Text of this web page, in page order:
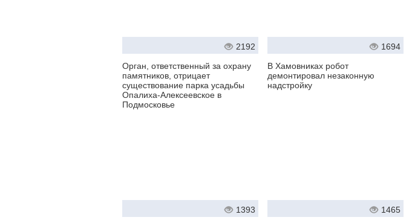
2192
Орган, ответственный за охрану
памятников, отрицает
существование парка усадьбы
Опалиха-Алексеевское в
Подмосковье
1694
В Хамовниках робот
демонтировал незаконную
надстройку
1393
1465